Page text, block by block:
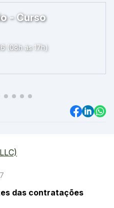
- Curso
(08h às 17h)
das contratações